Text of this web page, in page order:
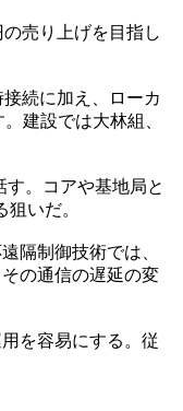
売り上げを目指し
続に加え、ローカ
建設では大林組、
。コアや基地局と
いだ。
隔制御技術では、
の通信の遅延の変
を容易にする。従